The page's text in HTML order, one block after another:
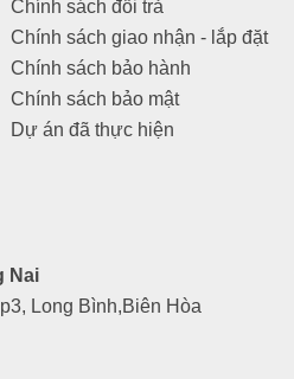
Chính sách đổi trả
Chính sách giao nhận - lắp đặt
Chính sách bảo hành
Chính sách bảo mật
Dự án đã thực hiện
Nai
Long Bình,Biên Hòa